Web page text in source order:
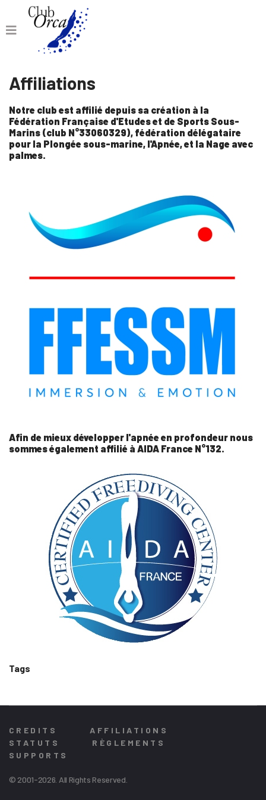
Affiliations
Notre club est affilié depuis sa création à la
Fédération Française d'Etudes et de Sports Sous-
Marins (club N°33060329), fédération délégataire
pour la Plongée sous-marine, l'Apnée, et la Nage avec
palmes.
Afin de mieux développer l'apnée en profondeur nous
sommes également affilié à AIDA France N°132.
Tags
CREDITS
AFFILIATIONS
STATUTS
RÈGLEMENTS
SUPPORTS
© 2001-2026. All Rights Reserved.